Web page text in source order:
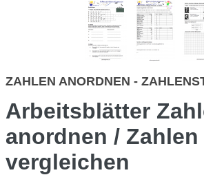
ZAHLEN ANORDNEN -
Arbeitsblätter
anordnen / Zahlen
vergleichen